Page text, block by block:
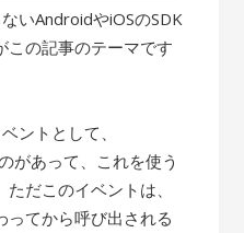
いAndroidやiOSのSDK
この記事のテーマです
ントとして、
があって、これを使う
だこのイベントは、
ってから呼び出される